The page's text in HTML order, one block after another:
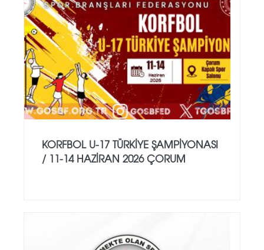
KORFBOL U-17 TÜRKİYE ŞAMPİYONASI
/ 11-14 HAZİRAN 2026 ÇORUM